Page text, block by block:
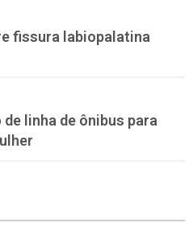
fissura labiopalatina
linha de ônibus para